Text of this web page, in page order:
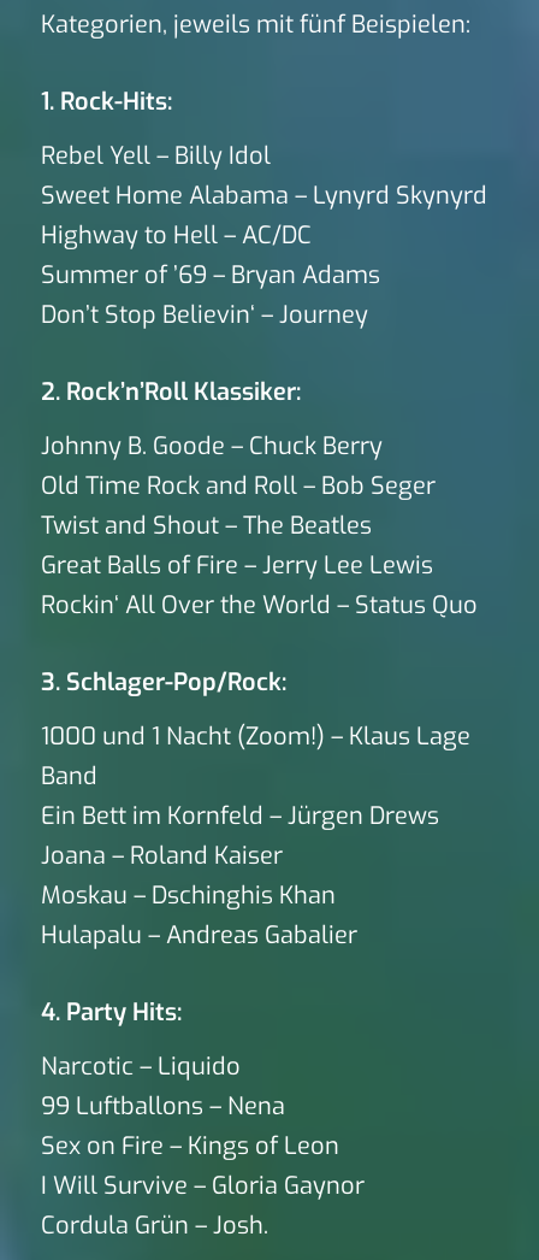
Kategorien, jeweils mit fünf Beispielen:
1. Rock-Hits:
Rebel Yell – Billy Idol
Sweet Home Alabama – Lynyrd Skynyrd
Highway to Hell – AC/DC
Summer of ’69 – Bryan Adams
Don’t Stop Believin‘ – Journey
2. Rock’n’Roll Klassiker:
Johnny B. Goode – Chuck Berry
Old Time Rock and Roll – Bob Seger
Twist and Shout – The Beatles
Great Balls of Fire – Jerry Lee Lewis
Rockin‘ All Over the World – Status Quo
3. Schlager-Pop/Rock:
1000 und 1 Nacht (Zoom!) – Klaus Lage
Band
Ein Bett im Kornfeld – Jürgen Drews
Joana – Roland Kaiser
Moskau – Dschinghis Khan
Hulapalu – Andreas Gabalier
4. Party Hits:
Narcotic – Liquido
99 Luftballons – Nena
Sex on Fire – Kings of Leon
I Will Survive – Gloria Gaynor
Cordula Grün – Josh.